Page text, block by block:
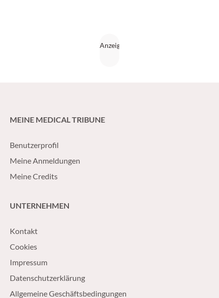
MEINE MEDICAL TRIBUNE
Benutzerprofil
Meine Anmeldungen
Meine Credits
UNTERNEHMEN
Kontakt
Cookies
Impressum
Datenschutzerklärung
Allgemeine Geschäftsbedingungen